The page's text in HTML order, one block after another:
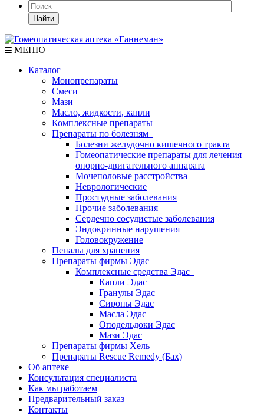
Найти
МЕНЮ
Каталог
Монопрепараты
Смеси
Мази
Масло, жидкости, капли
Комплексные препараты
Препараты по болезням
Болезни желудочно кишечного тракта
Гомеопатические препараты для лечения
опорно-двигательного аппарата
Мочеполовые расстройства
Неврологические
Простудные заболевания
Прочие заболевания
Сердечно сосудистые заболевания
Эндокринные нарушения
Головокружение
Пеналы для хранения
Препараты фирмы Эдас
Комплексные средства Эдас
Капли Эдас
Гранулы Эдас
Сиропы Эдас
Масла Эдас
Оподельдоки Эдас
Мази Эдас
Препараты фирмы Хель
Препараты Rescue Remedy (Бах)
Об аптеке
Консультация специалиста
Как мы работаем
Предварительный заказ
Контакты